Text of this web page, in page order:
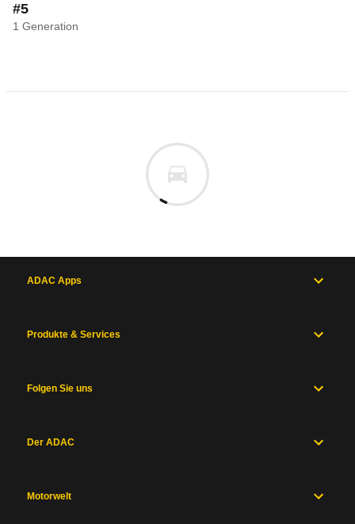
#5
1 Generation
ADAC Apps
Produkte & Services
Folgen Sie uns
Der ADAC
Motorwelt